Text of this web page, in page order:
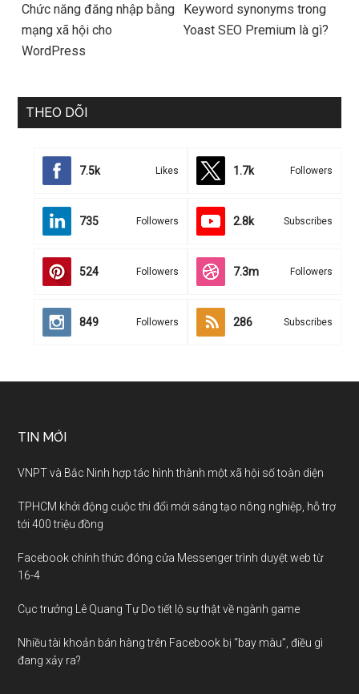
Chức năng đăng nhập bằng
mạng xã hội cho
WordPress
Keyword synonyms trong
Yoast SEO Premium là gì?
THEO DÕI
7.5k Likes 1.7k Followers
735 Followers 2.8k Subscribes
524 Followers 7.3m Followers
849 Followers 286 Subscribes
TIN MỚI
VNPT và Bắc Ninh hợp tác hình thành một xã hội số toàn diện
TPHCM khởi động cuộc thi đổi mới sáng tạo nông nghiệp, hỗ trợ
tới 400 triệu đồng
Facebook chính thức đóng cửa Messenger trình duyệt web từ
16-4
Cục trưởng Lê Quang Tự Do tiết lộ sự thật về ngành game
Nhiều tài khoản bán hàng trên Facebook bị “bay màu”, điều gì
đang xảy ra?